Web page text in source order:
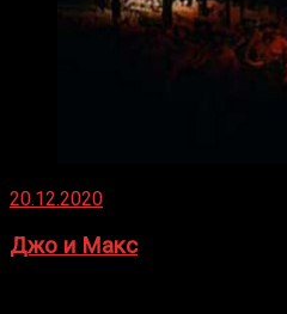
20.12.2020
Джо и Макс